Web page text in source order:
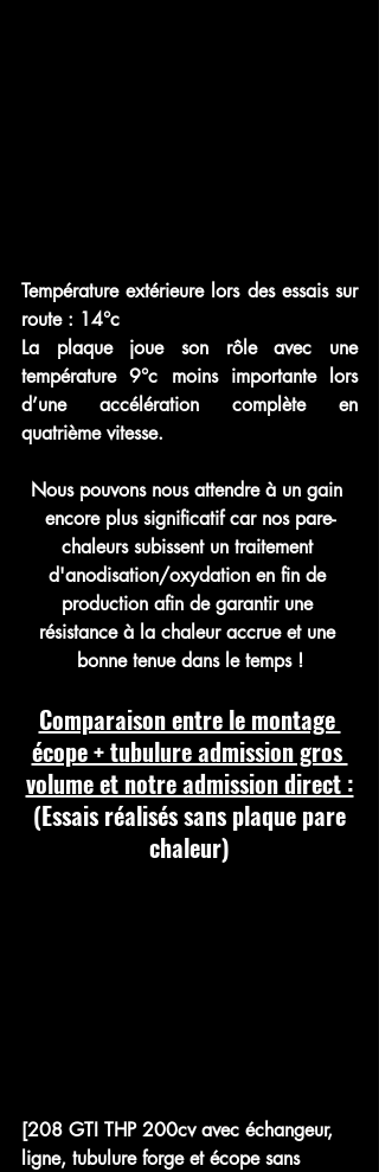
Température extérieure lors des essais sur
route : 14°c
La plaque joue son rôle avec une
température 9°c moins importante lors
d’une accélération complète en
quatrième vitesse.
Nous pouvons nous attendre à un gain
encore plus significatif car nos pare-
chaleurs subissent un traitement
d'anodisation/oxydation en fin de
production afin de garantir une
résistance à la chaleur accrue et une
bonne tenue dans le temps !
Comparaison entre le montage
écope + tubulure admission gros
volume et notre admission direct :
(Essais réalisés sans plaque pare
chaleur)
[208 GTI THP 200cv avec échangeur,
ligne, tubulure forge et écope sans